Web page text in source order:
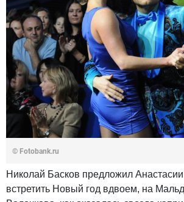
© Fotobank.ru
Николай Басков предложил
встретить Новый год вдвоем, на